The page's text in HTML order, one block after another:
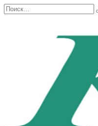
Перейти
к
Search
for: